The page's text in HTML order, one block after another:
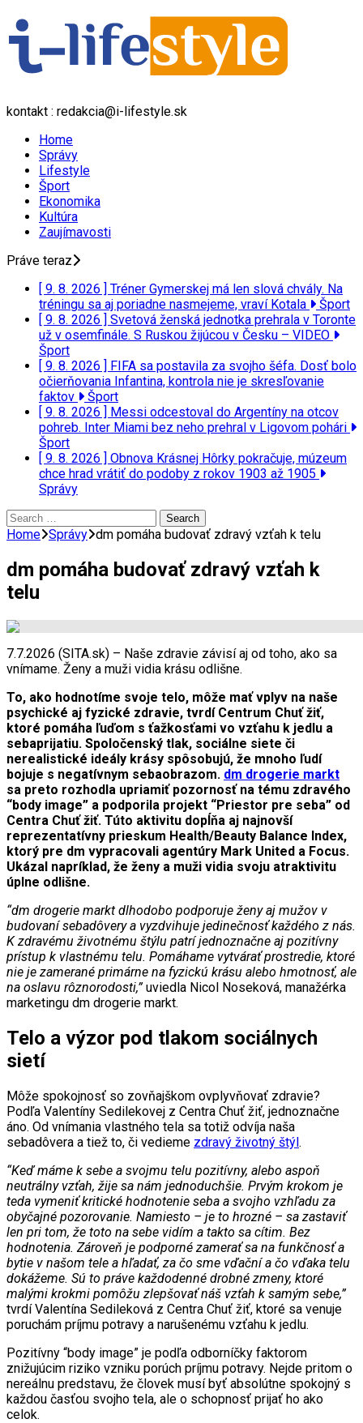
kontakt : redakcia@i-lifestyle.sk
Home
Správy
Lifestyle
Šport
Ekonomika
Kultúra
Zaujímavosti
Práve teraz
[ 9. 8. 2026 ] Tréner Gymerskej má len slová chvály. Na
tréningu sa aj poriadne nasmejeme, vraví Kotala
Šport
[ 9. 8. 2026 ] Svetová ženská jednotka prehrala v Toronte
už v osemfinále. S Ruskou žijúcou v Česku – VIDEO
Šport
[ 9. 8. 2026 ] FIFA sa postavila za svojho šéfa. Dosť bolo
očierňovania Infantina, kontrola nie je skresľovanie
faktov
Šport
[ 9. 8. 2026 ] Messi odcestoval do Argentíny na otcov
pohreb. Inter Miami bez neho prehral v Ligovom pohári
Šport
[ 9. 8. 2026 ] Obnova Krásnej Hôrky pokračuje, múzeum
chce hrad vrátiť do podoby z rokov 1903 až 1905
Správy
Search
for:
Home Správy dm pomáha budovať zdravý vzťah k telu
dm pomáha budovať zdravý vzťah k
telu
7.7.2026 (SITA.sk) – Naše zdravie závisí aj od toho, ako sa
vnímame. Ženy a muži vidia krásu odlišne.
To, ako hodnotíme svoje telo, môže mať vplyv na naše
psychické aj fyzické zdravie, tvrdí Centrum Chuť žiť,
ktoré pomáha ľuďom s ťažkosťami vo vzťahu k jedlu a
sebaprijatiu. Spoločenský tlak, sociálne siete či
nerealistické ideály krásy spôsobujú, že mnoho ľudí
bojuje s negatívnym sebaobrazom. dm drogerie markt
sa preto rozhodla upriamiť pozornosť na tému zdravého
“body image” a podporila projekt “Priestor pre seba” od
Centra Chuť žiť. Túto aktivitu dopĺňa aj najnovší
reprezentatívny prieskum Health/Beauty Balance Index,
ktorý pre dm vypracovali agentúry Mark United a Focus.
Ukázal napríklad, že ženy a muži vidia svoju atraktivitu
úplne odlišne.
“dm drogerie markt dlhodobo podporuje ženy aj mužov v
budovaní sebadôvery a vyzdvihuje jedinečnosť každého z nás.
K zdravému životnému štýlu patrí jednoznačne aj pozitívny
prístup k vlastnému telu. Pomáhame vytvárať prostredie, ktoré
nie je zamerané primárne na fyzickú krásu alebo hmotnosť, ale
na oslavu rôznorodosti,”uviedla Nicol Noseková, manažérka
marketingu dm drogerie markt.
Telo a výzor pod tlakom sociálnych
sietí
Môže spokojnosť so zovňajškom ovplyvňovať zdravie?
Podľa Valentíny Sedilekovej z Centra Chuť žiť, jednoznačne
áno. Od vnímania vlastného tela sa totiž odvíja naša
sebadôvera a tiež to, či vedieme zdravý životný štýl.
“Keď máme k sebe a svojmu telu pozitívny, alebo aspoň
neutrálny vzťah, žije sa nám jednoduchšie. Prvým krokom je
teda vymeniť kritické hodnotenie seba a svojho vzhľadu za
obyčajné pozorovanie. Namiesto – je to hrozné – sa zastaviť
len pri tom, že toto na sebe vidím a takto sa cítim. Bez
hodnotenia. Zároveň je podporné zamerať sa na funkčnosť a
bytie v našom tele a hľadať, za čo sme vďační a čo vďaka telu
dokážeme. Sú to práve každodenné drobné zmeny, ktoré
malými krokmi pomôžu zlepšovať náš vzťah k samým sebe,”
tvrdí Valentína Sedileková z Centra Chuť žiť, ktoré sa venuje
poruchám príjmu potravy a narušenému vzťahu k jedlu.
Pozitívny “body image” je podľa odborníčky faktorom
znižujúcim riziko vzniku porúch príjmu potravy. Nejde pritom o
nereálnu predstavu, že človek musí byť absolútne spokojný s
každou časťou svojho tela, ale o schopnosť prijať ho ako
celok.